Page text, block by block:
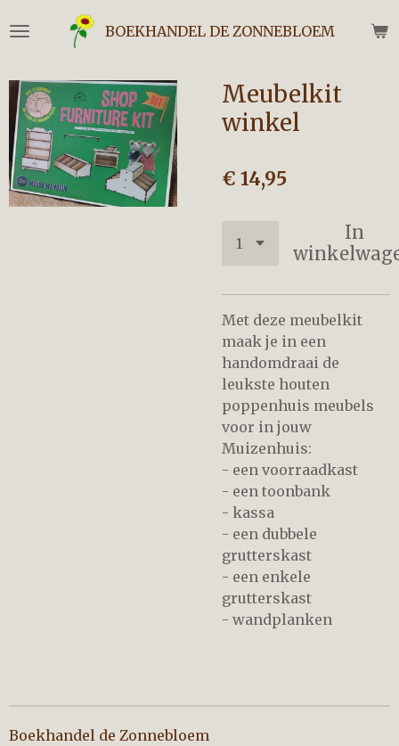
direct
de
hoofdinhoud
BOEKHANDEL DE ZONNEBLOEM
Meubelkit
winkel
€ 14,95
In
Met deze meubelkit
maak je in een
handomdraai de
leukste houten
poppenhuis meubels
voor in jouw
Muizenhuis:
- een voorraadkast
- een toonbank
- kassa
- een dubbele
grutterskast
- een enkele
grutterskast
- wandplanken
Boekhandel de Zonnebloem